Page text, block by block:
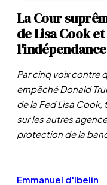
La Cour
de Lisa Cook
Par cinq voix contre
empêché Donald
de la Fed Lisa
sur les autres
protection de la
Emmanuel d'Ibelin